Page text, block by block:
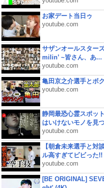
お家デート当日ゥ
youtube.com
サザンオールスター
milin’ ~皆さん、あ...
youtube.com
亀田京之介選手とボ
youtube.com
静岡最恐心霊スポッ
はいけないモノを見
youtube.com
【朝倉未来選手と対
ル高すぎてビビった!!
youtube.com
[BE ORIGINAL]